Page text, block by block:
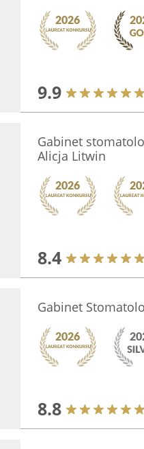
9.9
Gabinet
Alicja Litwin
8.4
Gabinet
8.8